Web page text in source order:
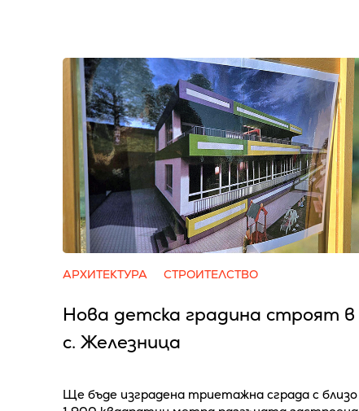
АРХИТЕКТУРА СТРОИТЕЛСТВО
Нова детска градина строят в
с. Железница
Ще бъде изградена триетажна сграда с близо